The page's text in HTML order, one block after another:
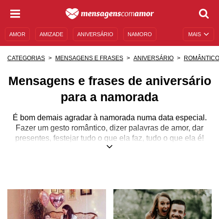
MAIS
AMOR AMIZADE ANIVERSÁRIO NAMORO
CATEGORIAS MENSAGENS E FRASES ANIVERSÁRIO ROMÂNTICO
Mensagens e frases de aniversário
para a namorada
É bom demais agradar à namorada numa data especial.
Fazer um gesto romântico, dizer palavras de amor, dar
presentes, festejar tudo o que ela faz, tudo o que ela é!
Melhor ainda se essa data especial for o aniversário dela!
Quer escrever a mensagem de aniversário perfeita para a
sua namorada? Pode contar com a nossa ajuda! Nas